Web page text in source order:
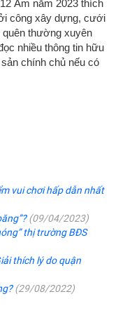
Âm năm 2023 thích
công xây dựng, cưới
thường xuyên
nhiều thông tin hữu
chính chủ nếu có
vui chơi hấp dẫn nhất
(09/04/2023)
thị trường BĐS
thích lý do quận
(29/08/2022)